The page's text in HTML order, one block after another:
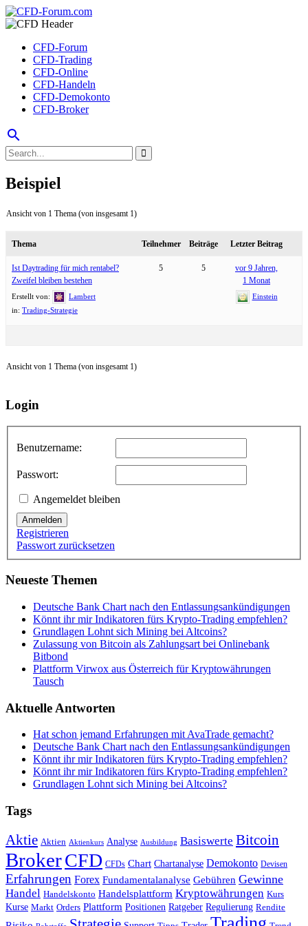
CFD-Forum
CFD-Trading
CFD-Online
CFD-Handeln
CFD-Demokonto
CFD-Broker
search
Beispiel
Ansicht von 1 Thema (von insgesamt 1)
Thema Teilnehmer Beiträge Letzter Beitrag
Ist Daytrading für mich rentabel?
Zweifel bleiben bestehen
Erstellt von:
Lambert
in: Trading-Strategie
5 5
vor 9 Jahren,
1 Monat
Einstein
Ansicht von 1 Thema (von insgesamt 1)
Login
Benutzername:
Passwort:
Angemeldet bleiben
Anmelden
Registrieren
Passwort zurücksetzen
Neueste Themen
Deutsche Bank Chart nach den Entlassungsankündigungen
Könnt ihr mir Indikatoren fürs Krypto-Trading empfehlen?
Grundlagen Lohnt sich Mining bei Altcoins?
Zulassung von Bitcoin als Zahlungsart bei Onlinebank
Bitbond
Plattform Virwox aus Österreich für Kryptowährungen
Tausch
Aktuelle Antworten
Hat schon jemand Erfahrungen mit AvaTrade gemacht?
Deutsche Bank Chart nach den Entlassungsankündigungen
Könnt ihr mir Indikatoren fürs Krypto-Trading empfehlen?
Könnt ihr mir Indikatoren fürs Krypto-Trading empfehlen?
Grundlagen Lohnt sich Mining bei Altcoins?
Tags
Aktie Aktien Aktienkurs Analyse Ausbildung Basiswerte Bitcoin
BrokerCFD CFDs Chart Chartanalyse Demokonto Devisen
Erfahrungen Forex Fundamentalanalyse Gebühren Gewinne
Handel Handelskonto Handelsplattform Kryptowährungen Kurs
Kurse Markt Orders Plattform Positionen Ratgeber Regulierung Rendite